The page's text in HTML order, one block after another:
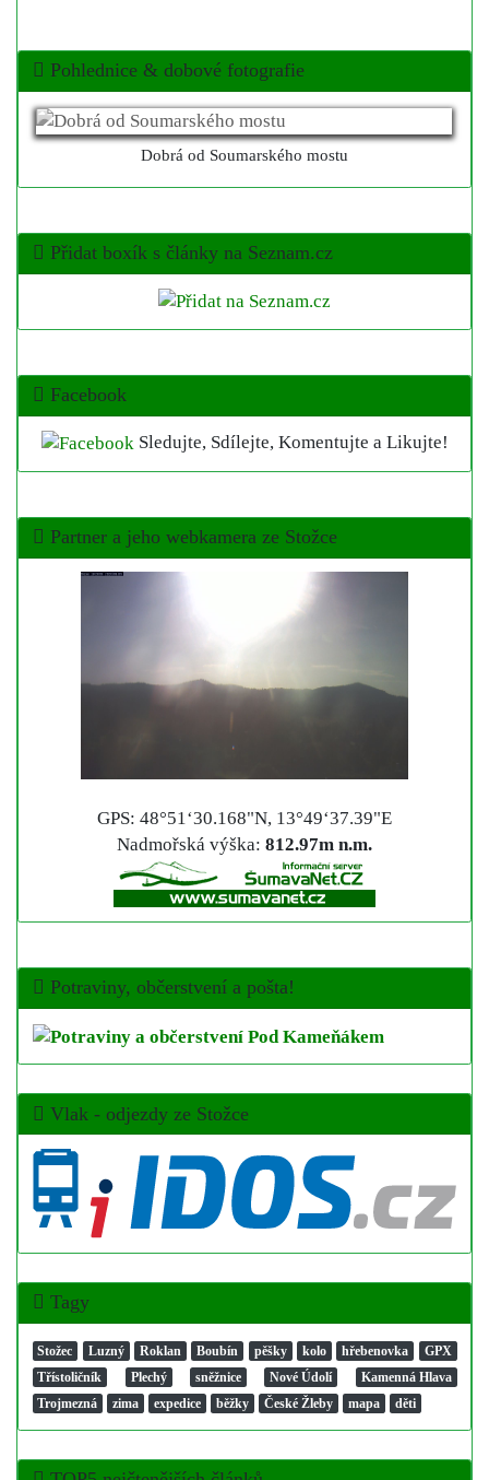
Pohlednice & dobové fotografie
Dobrá od Soumarského mostu
Přidat boxík s články na Seznam.cz
Facebook
Sledujte, Sdílejte, Komentujte a Likujte!
Partner a jeho webkamera ze Stožce
GPS: 48°51‘30.168"N, 13°49‘37.39"E
Nadmořská výška: 812.97m n.m.
Potraviny, občerstvení a pošta!
Vlak - odjezdy ze Stožce
Tagy
Stožec Luzný Roklan Boubín pěšky kolo hřebenovka
GPX
Třístoličník
Plechý sněžnice Nové Údolí
Kamenná Hlava
Trojmezná
zima expedice běžky České Žleby mapa děti